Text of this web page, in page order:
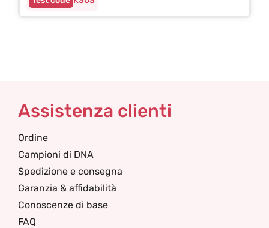
Assistenza clienti
Ordine
Campioni di DNA
Spedizione e consegna
Garanzia & affidabilità
Conoscenze di base
FAQ